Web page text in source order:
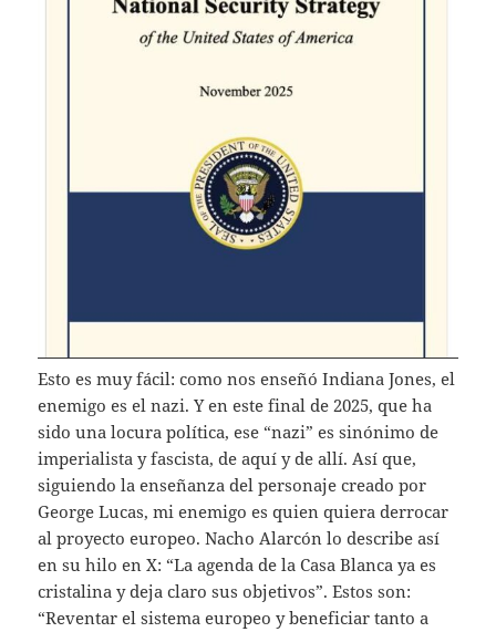
Esto es muy fácil: como nos enseñó Indiana Jones, el
enemigo es el nazi. Y en este final de 2025, que ha
sido una locura política, ese “nazi” es sinónimo de
imperialista y fascista, de aquí y de allí. Así que,
siguiendo la enseñanza del personaje creado por
George Lucas, mi enemigo es quien quiera derrocar
al proyecto europeo. Nacho Alarcón lo describe así
en su hilo en X: “La agenda de la Casa Blanca ya es
cristalina y deja claro sus objetivos”. Estos son:
“Reventar el sistema europeo y beneficiar tanto a